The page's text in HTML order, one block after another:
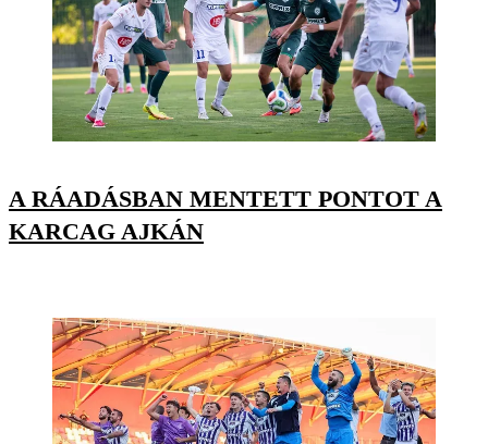
A RÁADÁSBAN MENTETT PONTOT A
KARCAG AJKÁN